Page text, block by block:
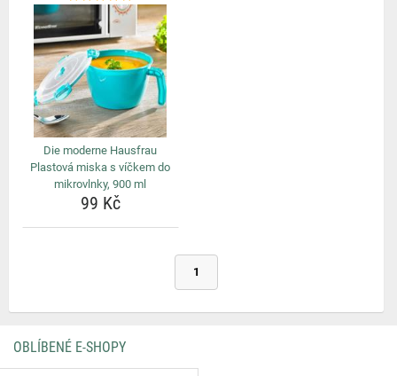
Die moderne Hausfrau
Plastová miska s víčkem do
mikrovlnky, 900 ml
99 Kč
1
OBLÍBENÉ E-SHOPY